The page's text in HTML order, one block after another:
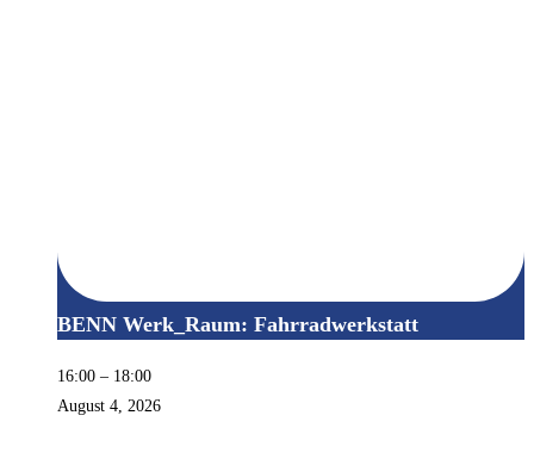
BENN Werk_Raum: Fahrradwerkstatt
16:00 – 18:00
August 4, 2026